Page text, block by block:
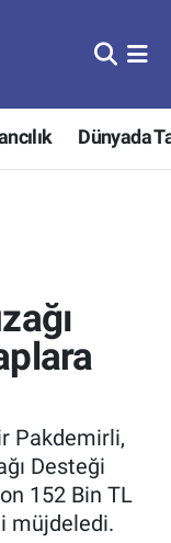
Dünyada
Pakdemirli,
Desteği
152 Bin TL
müjdeledi.